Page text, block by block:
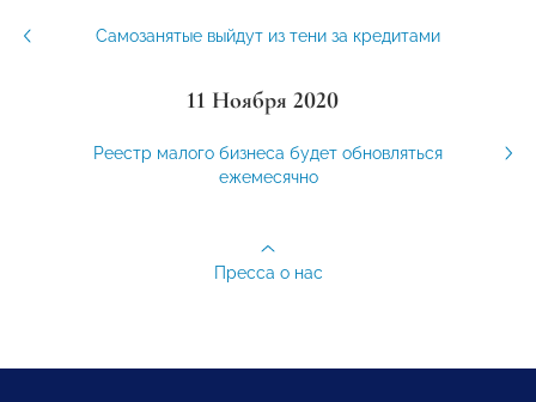
Самозанятые выйдут из тени за кредитами
11 Ноября 2020
Реестр малого бизнеса будет обновляться
ежемесячно
Пресса о нас